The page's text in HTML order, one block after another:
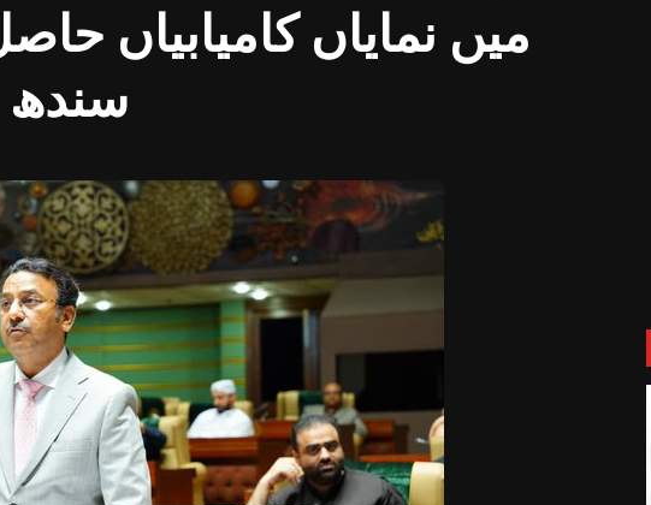
میں نمایاں کامیابیاں
سندھ